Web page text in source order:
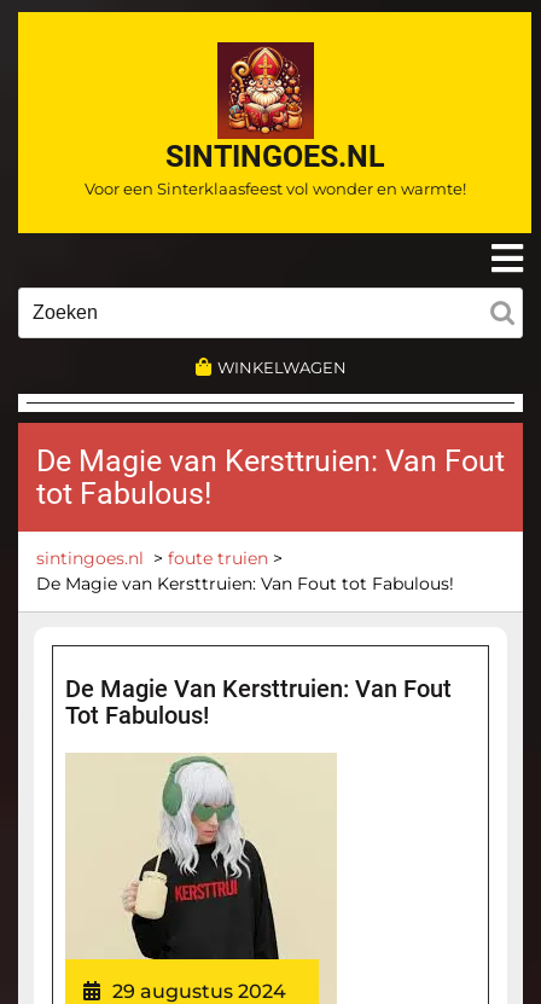
Ga
SINTINGOES.NL
Voor een Sinterklaasfeest vol wonder en warmte!
WINKELWAGEN
De Magie van Kersttruien: Van Fout
tot Fabulous!
sintingoes.nl > foute truien >
De Magie van Kersttruien: Van Fout tot Fabulous!
De Magie Van Kersttruien: Van Fout
Tot Fabulous!
29 augustus 2024